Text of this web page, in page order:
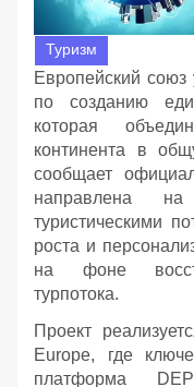
Туризм
Европейский союз
по созданию
которая
континента в
сообщает
направлена на
туристическими
роста и
на фоне
турпотока.
Проект
Europe, где
платформа